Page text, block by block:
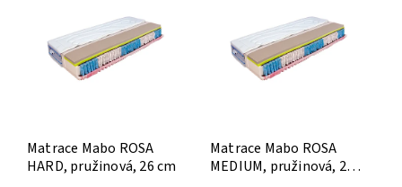
Matrace Mabo ROSA
HARD, pružinová, 26 cm
Matrace Mabo ROSA
MEDIUM, pružinová, 26